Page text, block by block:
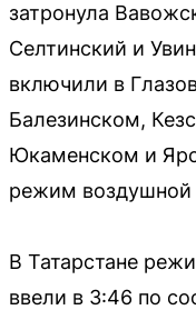
затронула
Селтинский и
включили в
Балезинском,
Юкаменском и
режим воздушной
В Татарстане
ввели в 3:46 по